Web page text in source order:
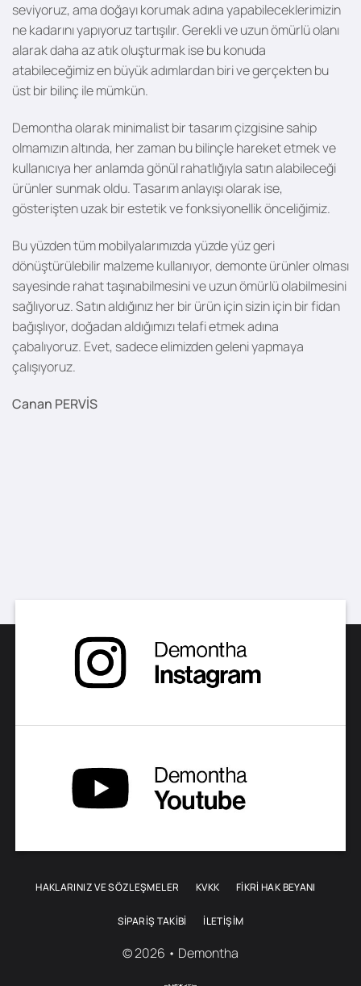
seviyoruz, ama doğayı korumak adına yapabileceklerimizin
ne kadarını yapıyoruz tartışılır. Gerekli ve uzun ömürlü olanı
alarak daha az atık oluşturmak ise bu konuda
atabileceğimiz en büyük adımlardan biri ve gerçekten bu
üst bir bilinç ile mümkün.
Demontha olarak minimalist bir tasarım çizgisine sahip
olmamızın altında, her zaman bu bilinçle hareket etmek ve
kullanıcıya her anlamda gönül rahatlığıyla satın alabileceği
ürünler sunmak oldu. Tasarım anlayışı olarak ise,
gösterişten uzak bir estetik ve fonksiyonellik önceliğimiz.
Bu yüzden tüm mobilyalarımızda yüzde yüz geri
dönüştürülebilir malzeme kullanıyor, demonte ürünler olması
sayesinde rahat taşınabilmesini ve uzun ömürlü olabilmesini
sağlıyoruz. Satın aldığınız her bir ürün için sizin için bir fidan
bağışlıyor, doğadan aldığımızı telafi etmek adına
çabalıyoruz. Evet, sadece elimizden geleni yapmaya
çalışıyoruz.
Canan PERVİS
HAKLARINIZ VE SÖZLEŞMELER KVKK FİKRİ HAK BEYANI
SIPARIŞ TAKIBI İLETIŞIM
© 2026 • Demontha